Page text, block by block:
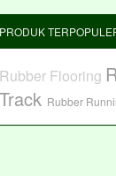
PRODUK
Rubber Flooring
Track Rubber